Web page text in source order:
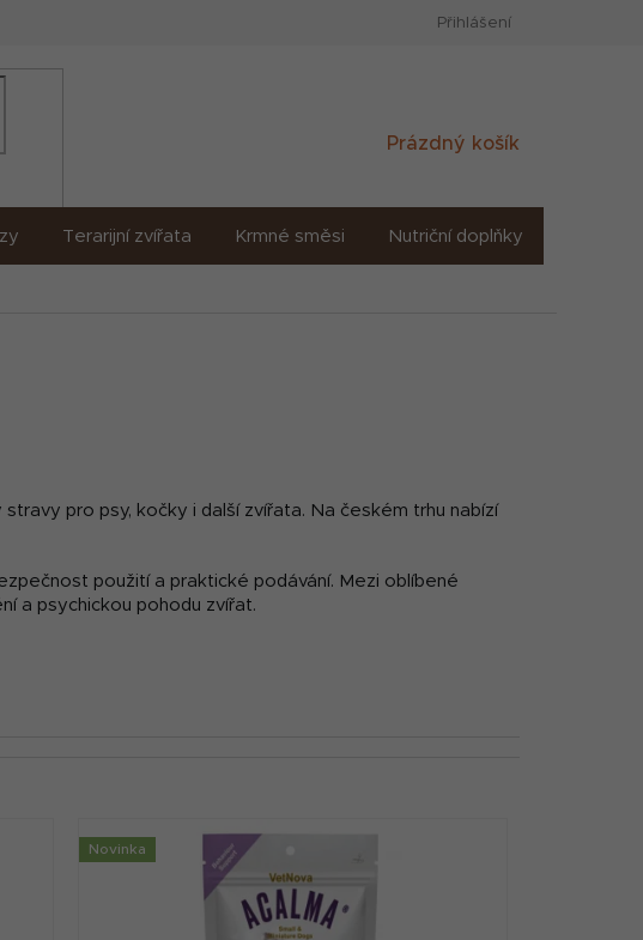
(AI) Přihlášení
Nákupní
Prázdný košík
Terarijní zvířata Krmné směsi Nutriční doplňky
pro psy, kočky i další zvířata. Na českém trhu nabízí
použití a praktické podávání. Mezi oblíbené
a psychickou pohodu zvířat.
Novinka